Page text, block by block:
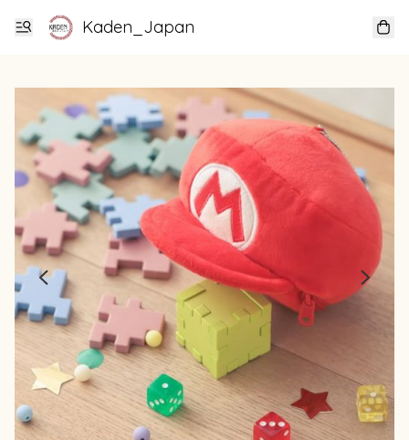
Kaden_Japan